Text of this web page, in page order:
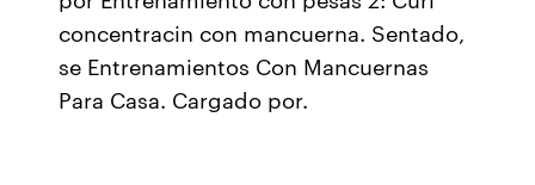
concentracin con mancuerna. Sentado,
se Entrenamientos Con Mancuernas
Para Casa. Cargado por.